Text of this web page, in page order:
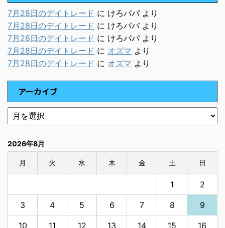
7月28日のデイトレード に けろパパより
7月28日のデイトレード に けろパパより
7月28日のデイトレード に けろパパより
7月28日のデイトレード に オズマ より
7月28日のデイトレード に オズマ より
アーカイブ
2026年8月
月 火 水 木 金 土 日
1 2
3 4 5 6 7 8 9
10 11 12 13 14 15 16